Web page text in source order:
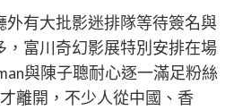
外有大批影迷排隊等待簽名與
，富川奇幻影展特別安排在場
與陳子聰耐心逐一滿足粉絲
離開，不少人從中國、香